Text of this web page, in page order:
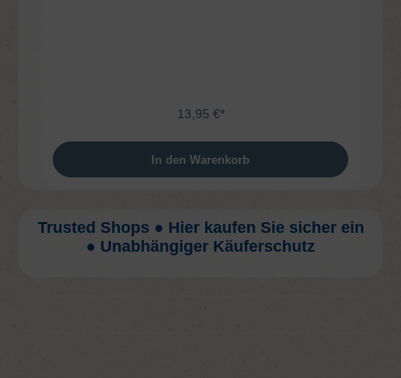
13,95 €*
In den Warenkorb
Trusted Shops ● Hier kaufen Sie sicher ein
● Unabhängiger Käuferschutz